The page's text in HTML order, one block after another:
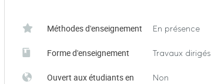
Méthodes d'enseignement En présence
Forme d'enseignement Travaux dirigés
Ouvert aux étudiants en
Non